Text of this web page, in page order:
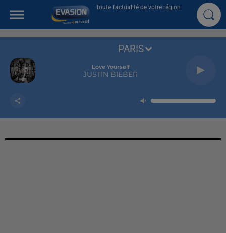
Toute l'actualité de votre région
Love Yourself
JUSTIN BIEBER
PARIS